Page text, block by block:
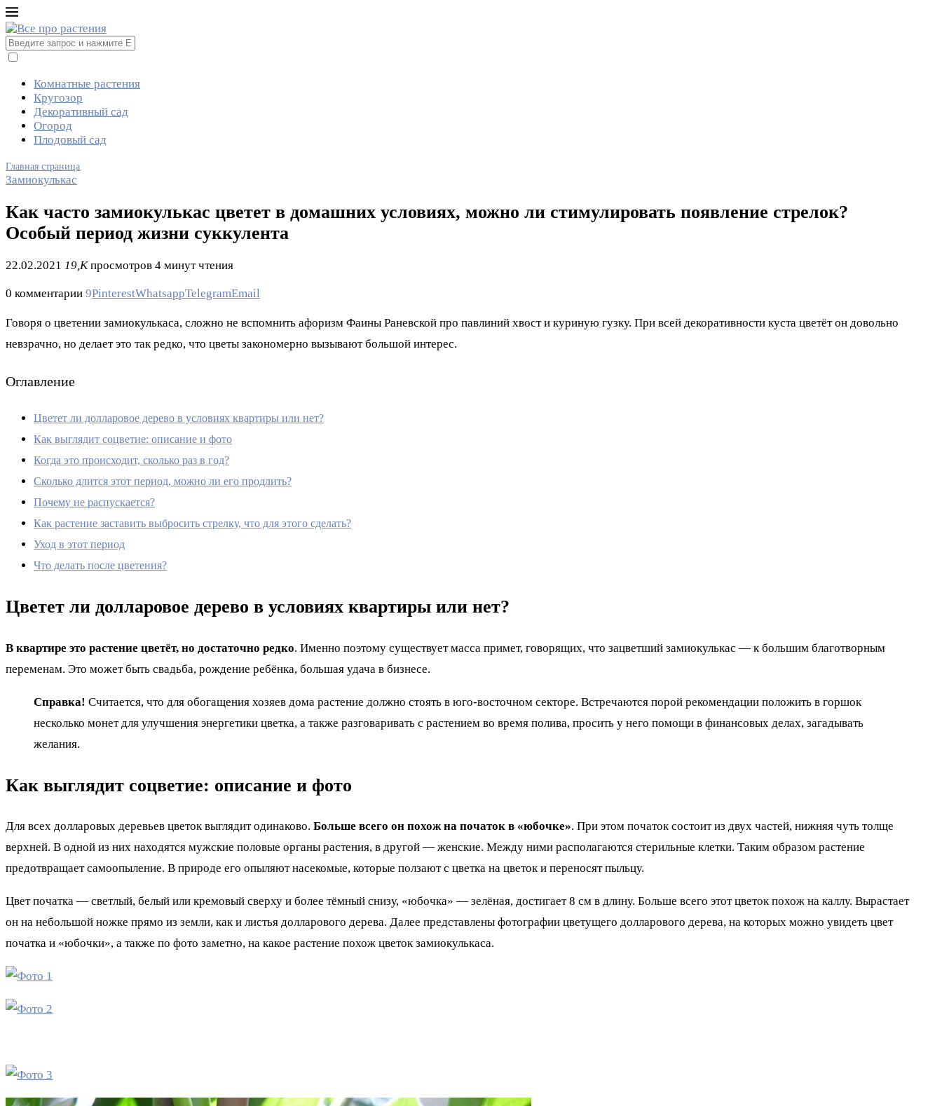
Комнатные растения
Кругозор
Декоративный сад
Огород
Плодовый сад
Главная страница
Замиокулькас
Как часто замиокулькас цветет в домашних условиях, можно ли стимулировать появление стрелок?
Особый период жизни суккулента
22.02.2021 19,Kпросмотров 4 минут чтения
0 комментарии 9PinterestWhatsappTelegramEmail
Говоря о цветении замиокулькаса, сложно не вспомнить афоризм Фаины Раневской про павлиний хвост и куриную гузку. При всей декоративности куста цветёт он довольно
невзрачно, но делает это так редко, что цветы закономерно вызывают большой интерес.
Оглавление
Цветет ли долларовое дерево в условиях квартиры или нет?
Как выглядит соцветие: описание и фото
Когда это происходит, сколько раз в год?
Сколько длится этот период, можно ли его продлить?
Почему не распускается?
Как растение заставить выбросить стрелку, что для этого сделать?
Уход в этот период
Что делать после цветения?
Цветет ли долларовое дерево в условиях квартиры или нет?
В квартире это растение цветёт, но достаточно редко. Именно поэтому существует масса примет, говорящих, что зацветший замиокулькас — к большим благотворным
переменам. Это может быть свадьба, рождение ребёнка, большая удача в бизнесе.
Справка! Считается, что для обогащения хозяев дома растение должно стоять в юго-восточном секторе. Встречаются порой рекомендации положить в горшок
несколько монет для улучшения энергетики цветка, а также разговаривать с растением во время полива, просить у него помощи в финансовых делах, загадывать
желания.
Как выглядит соцветие: описание и фото
Для всех долларовых деревьев цветок выглядит одинаково. Больше всего он похож на початок в «юбочке». При этом початок состоит из двух частей, нижняя чуть толще
верхней. В одной из них находятся мужские половые органы растения, в другой — женские. Между ними располагаются стерильные клетки. Таким образом растение
предотвращает самоопыление. В природе его опыляют насекомые, которые ползают с цветка на цветок и переносят пыльцу.
Цвет початка — светлый, белый или кремовый сверху и более тёмный снизу, «юбочка» — зелёная, достигает 8 см в длину. Больше всего этот цветок похож на каллу. Вырастает
он на небольшой ножке прямо из земли, как и листья долларового дерева. Далее представлены фотографии цветущего долларового дерева, на которых можно увидеть цвет
початка и «юбочки», а также по фото заметно, на какое растение похож цветок замиокулькаса.